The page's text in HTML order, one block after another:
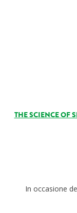
THE SCIENCE OF
In occasione